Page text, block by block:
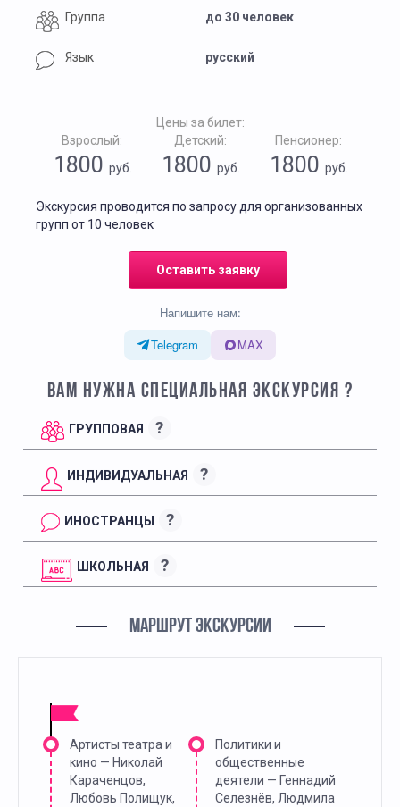
Группа до 30 человек
Язык русский
Цены за билет:
Взрослый:
1800 руб.
Детский:
1800 руб.
Пенсионер:
1800руб.
Экскурсия проводится по запросу для организованных
групп от 10 человек
Оставить заявку
Напишите нам:
Telegram
MAX
ВАМ НУЖНА СПЕЦИАЛЬНАЯ ЭКСКУРСИЯ ?
ГРУППОВАЯ ?
ИНДИВИДУАЛЬНАЯ ?
ИНОСТРАНЦЫ ?
ШКОЛЬНАЯ ?
МАРШРУТ ЭКСКУРСИИ
Артисты театра и
кино — Николай
Караченцов,
Любовь Полищук,
Политики и
общественные
деятели — Геннадий
Селезнёв, Людмила